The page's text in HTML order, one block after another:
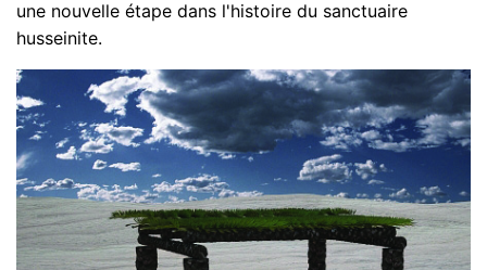
une nouvelle étape dans l'histoire du sanctuaire
husseinite.